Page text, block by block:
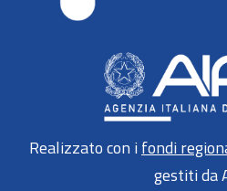
Realizzato con ifondi
gestiti da